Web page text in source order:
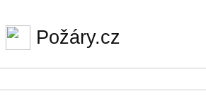
Požáry.cz